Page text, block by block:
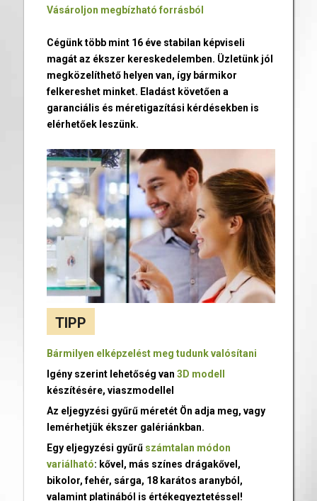
Vásároljon megbízható forrásból
Cégünk több mint 16 éve stabilan képviseli
magát az ékszer kereskedelemben. Üzletünk jól
megközelíthető helyen van, így bármikor
felkereshet minket. Eladást követően a
garanciális és méretigazítási kérdésekben is
elérhetőek leszünk.
TIPP
Bármilyen elképzelést meg tudunk valósítani
Igény szerint lehetőség van 3D modell
készítésére, viaszmodellel
Az eljegyzési gyűrű méretét Ön adja meg, vagy
lemérhetjük ékszer galériánkban.
Egy eljegyzési gyűrű számtalan módon
variálható: kővel, más színes drágakővel,
bikolor, fehér, sárga, 18 karátos aranyból,
valamint platinából is értékegyeztetéssel!